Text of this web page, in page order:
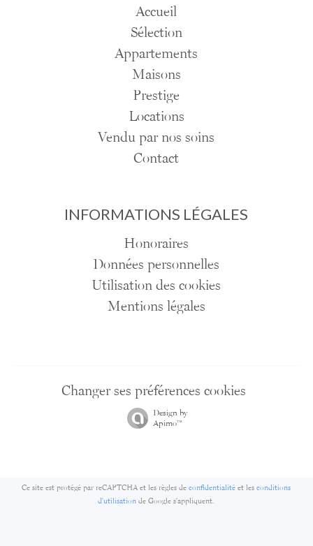
Accueil
Sélection
Appartements
Maisons
Prestige
Locations
Vendu par nos soins
Contact
INFORMATIONS LÉGALES
Honoraires
Données personnelles
Utilisation des cookies
Mentions légales
Changer ses préférences cookies
Design by
Apimo™
Ce site est protégé par reCAPTCHA et les règles deconfidentialité et lesconditions
d'utilisation de Google s'appliquent.